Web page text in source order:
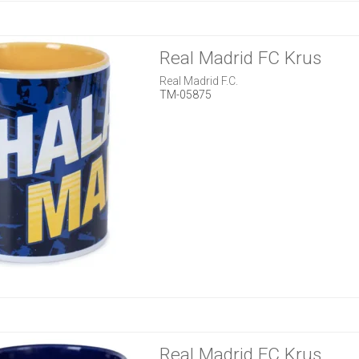
Real Madrid FC Krus
Real Madrid F.C.
TM-05875
Real Madrid FC Krus